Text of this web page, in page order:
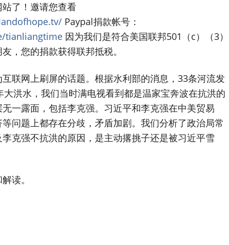
了！邀请您查看
Paypal捐款帐号：
tianliangtime因为我们是符合美国联邦501（c）（3）
，您的捐款获得联邦抵税。
联网上刷屏的话题。根据水利部的消息，33条河流发
洪水，我们当时满电视看到都是温家宝奔波在抗洪的
一露面，包括李克强。习近平和李克强在中美贸易
问题上都存在分歧，矛盾加剧。我们分析了政治局常
克强不抗洪的原因，是主动撂挑子还是被习近平雪
读。